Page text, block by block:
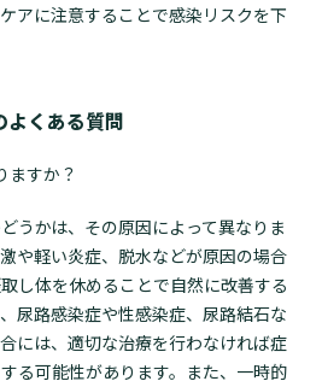
アに注意することで感染リスクを下
くある質問
ますか？
うかは、その原因によって異なりま
や軽い炎症、脱水などが原因の場合
し体を休めることで自然に改善する
尿路感染症や性感染症、尿路結石な
には、適切な治療を行わなければ症
る可能性があります。また、一時的